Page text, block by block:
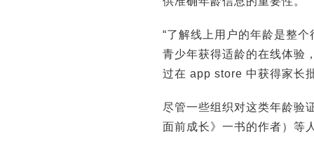
“了解线上用户的年龄是整
青少年获得适龄的在线体验
过在 app store 中获得家长
尽管一些组织对这类年龄验
面前成长》一书的作者）等